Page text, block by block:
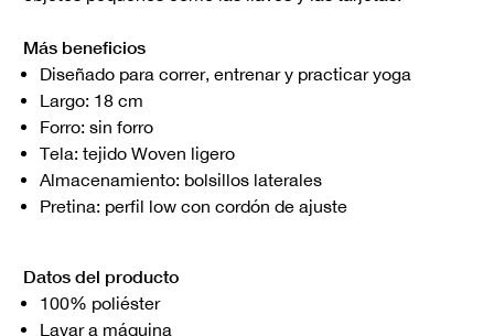
Más beneficios
Diseñado para correr, entrenar y practicar yoga
Largo: 18 cm
Forro: sin forro
Tela: tejido Woven ligero
Almacenamiento: bolsillos laterales
Pretina: perfil low con cordón de ajuste
Datos del producto
100% poliéster
Lavar a máquina